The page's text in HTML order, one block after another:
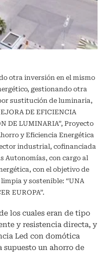
otra inversión en el mismo
gestionando otra
sustitución de luminaria,
DE EFICIENCIA
DE LUMINARIA”, Proyecto
y Eficiencia Energética
industrial, cofinanciada
Autonomías, con cargo al
con el objetivo de
y sostenible: “UNA
EUROPA”.
los cuales eran de tipo
y resistencia directa, y
Led con domótica
supuesto un ahorro de